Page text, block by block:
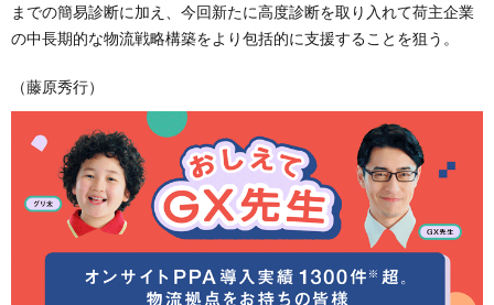
までの簡易診断に加え、今回新たに高度診断を取り入れて荷主企業
の中長期的な物流戦略構築をより包括的に支援することを狙う。
（藤原秀行）